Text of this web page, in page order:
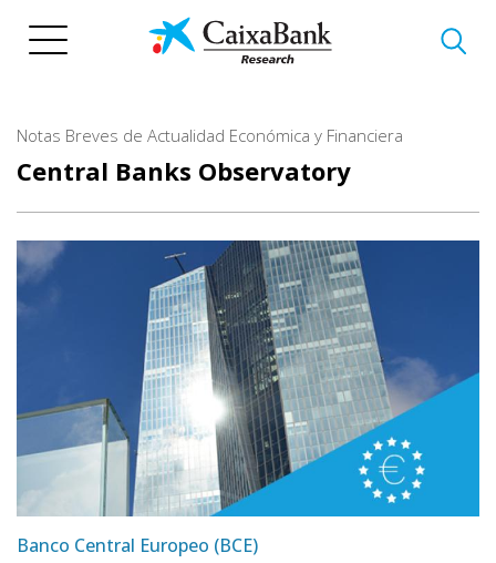
Notas Breves de Actualidad Económica y Financiera
Central Banks Observatory
Banco Central Europeo (BCE)